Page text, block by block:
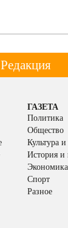
Редакция
ГАЗЕТА
Политика
Общество
Культура
История и
Экономика
Спорт
Разное